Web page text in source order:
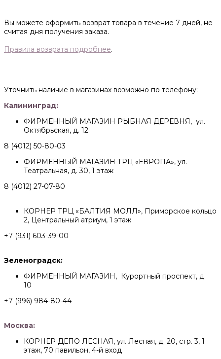
Вы можете оформить возврат товара в течение 7 дней, не
считая дня получения заказа.
Правила возврата подробнее.
Уточнить наличие в магазинах возможно по телефону:
Калининград:
ФИРМЕННЫЙ МАГАЗИН РЫБНАЯ ДЕРЕВНЯ, ул.
Октябрьская, д. 12
8 (4012) 50-80-03
ФИРМЕННЫЙ МАГАЗИН ТРЦ «ЕВРОПА», ул.
Театральная, д. 30, 1 этаж
8 (4012) 27-07-80
КОРНЕР ТРЦ «БАЛТИЯ МОЛЛ», Приморское кольцо
2, Центральный атриум, 1 этаж
+7 (931) 603-39-00
Зеленоградск:
ФИРМЕННЫЙ МАГАЗИН, Курортный проспект, д.
10
+7 (996) 984-80-44
Москва:
КОРНЕР ДЕПО ЛЕСНАЯ, ул. Лесная, д. 20, стр. 3, 1
этаж, 70 павильон, 4-й вход